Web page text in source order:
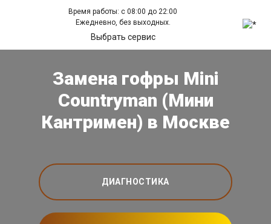
Время работы: с 08:00 до 22:00
Ежедневно, без выходных.
Выбрать сервис
Замена гофры Mini
Countryman (Мини
Кантримен) в Москве
ДИАГНОСТИКА